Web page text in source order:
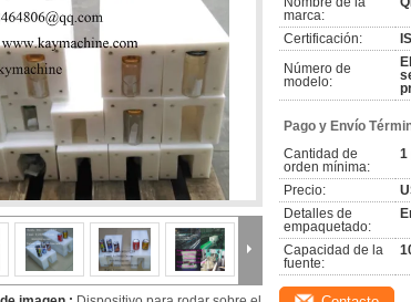
marca:
Certificación:
Número de
modelo:
Pago y Envío
Cantidad de
orden mínima:
1
Precio:
Detalles de
empaquetado:
Capacidad de la
fuente: